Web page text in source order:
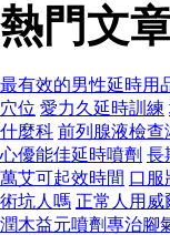
熱門文章
最有效的男性延時用
穴位 愛力久延時訓練
什麼科 前列腺液檢查
心優能佳延時噴劑 長
萬艾可起效時間 口服
術坑人嗎 正常人用威
潤木益元噴劑專治腳